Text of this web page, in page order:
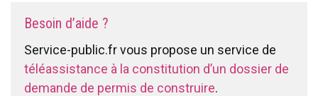
Besoin d’aide ?
Service-public.fr vous propose un service de
téléassistance à la constitution d’un dossier de
demande de permis de construire.